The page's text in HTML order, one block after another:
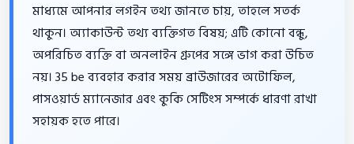
মাধ্যমে আপনার লগইন তথ্য জানতে চায়, তাহলে সতর্ক
থাকুন। অ্যাকাউন্ট তথ্য ব্যক্তিগত বিষয়; এটি কোনো বন্ধু,
অপরিচিত ব্যক্তি বা অনলাইন গ্রুপের সঙ্গে ভাগ করা উচিত
নয়। 35 be ব্যবহার করার সময় ব্রাউজারের অটোফিল,
পাসওয়ার্ড ম্যানেজার এবং কুকি সেটিংস সম্পর্কে ধারণা রাখা
সহায়ক হতে পারে।